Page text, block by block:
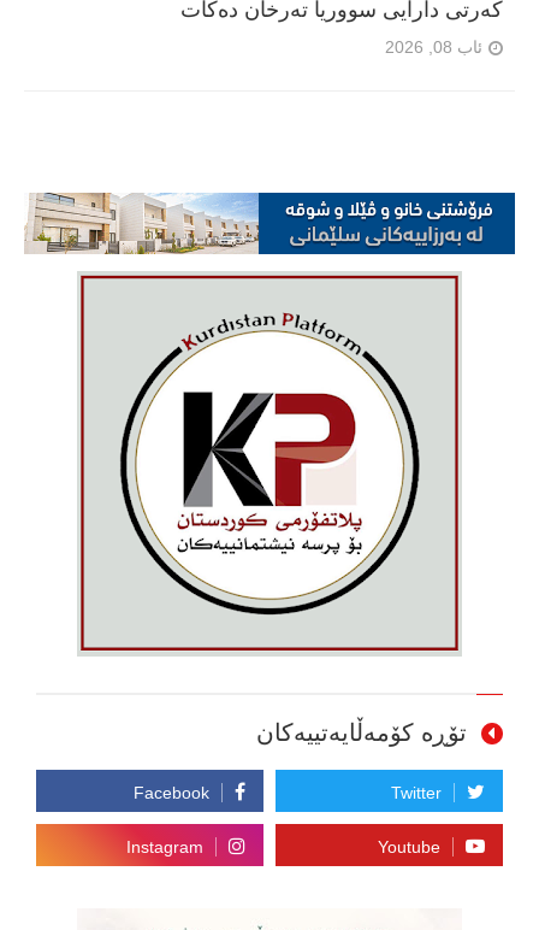
کەرتی دارایی سووریا تەرخان دەکات
ئاب 08, 2026
تۆڕە کۆمەڵایەتییەکان